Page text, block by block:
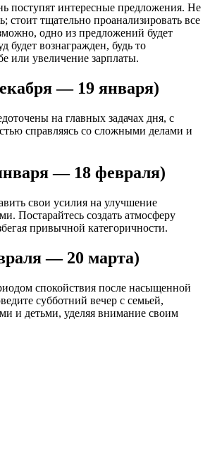
поступят интересные предложения. Не
стоит тщательно проанализировать все
одно из предложений будет
будет вознагражден, будь то
или увеличение зарплаты.
— 19 января)
на главных задачах дня, с
справляясь со сложными делами и
— 18 февраля)
свои усилия на улучшение
Постарайтесь создать атмосферу
привычной категоричности.
— 20 марта)
спокойствия после насыщенной
субботний вечер с семьей,
и детьми, уделяя внимание своим